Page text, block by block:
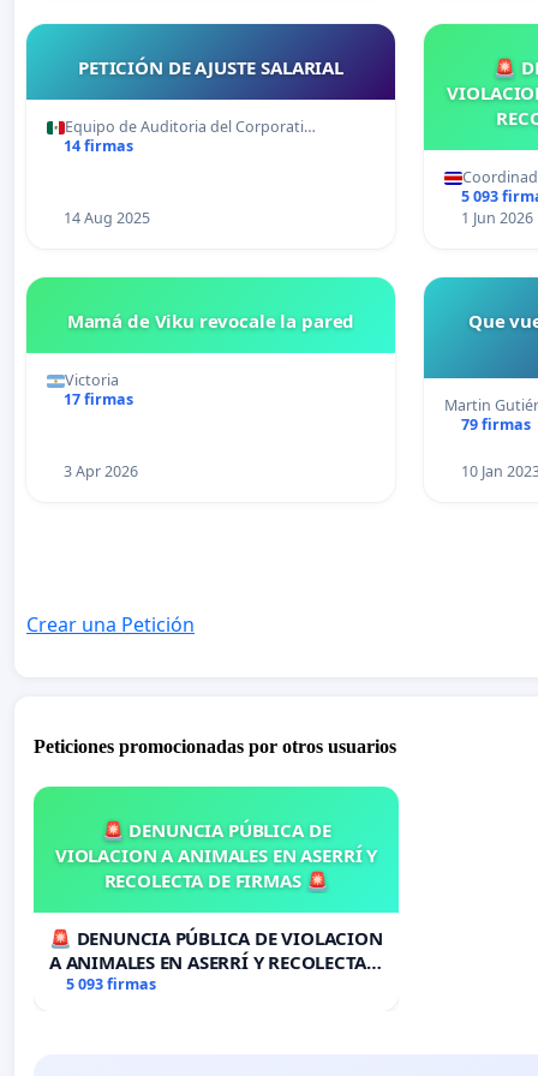
PETICIÓN DE AJUSTE SALARIAL
Equipo de Auditoria del Corporati…
14 firmas
14 Aug 2025
🚨
5 093
1 Jun 2026
Mamá de Viku revocale la pared
Victoria
17 firmas
3 Apr 2026
Que
Martin
79 firmas
10 Jan
Crear una Petición
Peticiones promocionadas por otros usuarios
🚨 DENUNCIA PÚBLICA DE
VIOLACION A ANIMALES EN ASERRÍ Y
RECOLECTA DE FIRMAS 🚨
🚨 DENUNCIA PÚBLICA DE VIOLACION
A ANIMALES EN ASERRÍ Y RECOLECTA
DE FIRMAS 🚨
5 093 firmas